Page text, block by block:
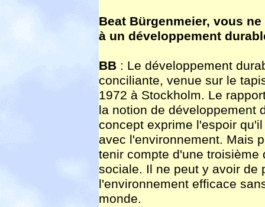
Beat Bürgenmeier, vous
à un développement
BB : Le développement
conciliante, venue sur le
1972 à Stockholm. Le
la notion de développement
concept exprime l'espoir
avec l'environnement. Mais
tenir compte d'une
sociale. Il ne peut y avoir de
l'environnement efficace
monde.